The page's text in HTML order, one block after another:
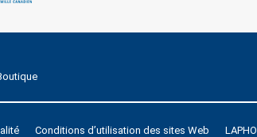
Conditions d’utilisation des sites Web LAPHO